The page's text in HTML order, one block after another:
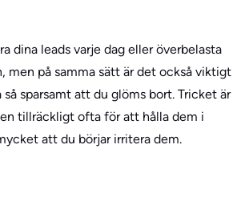
dina leads varje dag eller överbelasta
men på samma sätt är det också viktigt
sparsamt att du glöms bort. Tricket är
tillräckligt ofta för att hålla dem i
att du börjar irritera dem.